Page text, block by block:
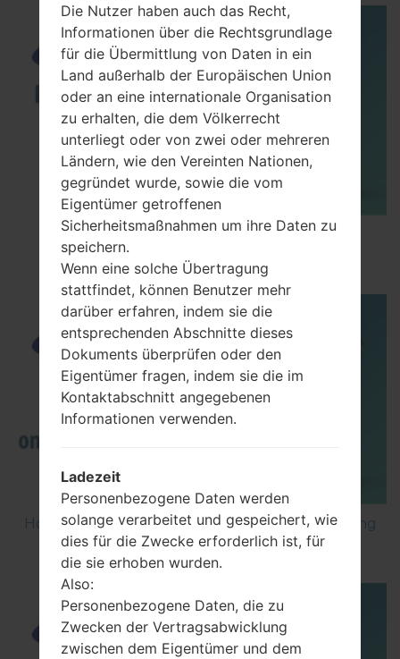
How to Enable Developer Options & USB
Debugging on Samsung ?
How to Factory Reset through code on Samsung
GT-S5560?
Die Nutzer haben auch das Recht,
Informationen über die Rechtsgrundlage
für die Übermittlung von Daten in ein
Land außerhalb der Europäischen Union
oder an eine internationale Organisation
zu erhalten, die dem Völkerrecht
unterliegt oder von zwei oder mehreren
Ländern, wie den Vereinten Nationen,
gegründet wurde, sowie die vom
Eigentümer getroffenen
Sicherheitsmaßnahmen um ihre Daten zu
speichern.
Wenn eine solche Übertragung
stattfindet, können Benutzer mehr
darüber erfahren, indem sie die
entsprechenden Abschnitte dieses
Dokuments überprüfen oder den
Eigentümer fragen, indem sie die im
Kontaktabschnitt angegebenen
Informationen verwenden.
Ladezeit
Personenbezogene Daten werden
solange verarbeitet und gespeichert, wie
dies für die Zwecke erforderlich ist, für
die sie erhoben wurden.
Also:
Personenbezogene Daten, die zu
Zwecken der Vertragsabwicklung
zwischen dem Eigentümer und dem